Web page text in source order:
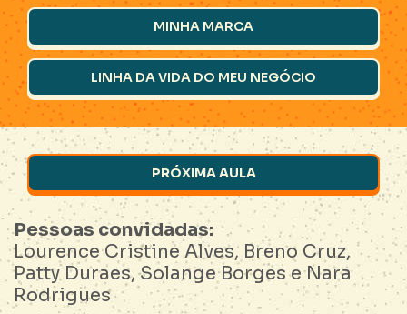
MINHA MARCA
LINHA DA VIDA DO MEU NEGÓCIO
Pessoas convidadas:
Lourence Cristine Alves, Breno Cruz,
Patty Duraes, Solange Borges e Nara
Rodrigues